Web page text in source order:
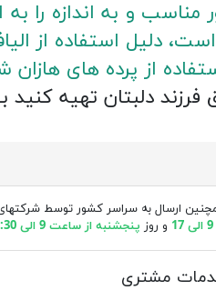
است، دلیل استفاده از
استفاده از پرده های
فرزند دلبتان تهیه
ارسال به سراسر کشور توسط
و روز پنجشنبه از ساعت 9 الی 12:30
مشتری